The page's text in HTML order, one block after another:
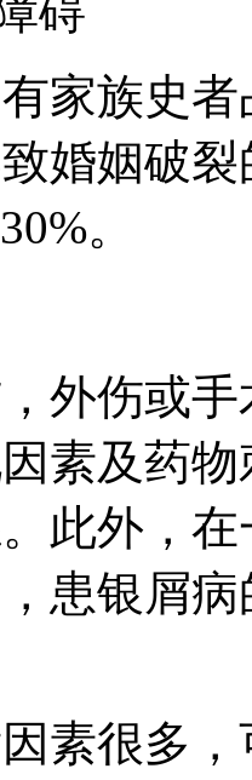
碍
家族史
婚姻破
。
外伤或
素及药
此外，
患银屑
素很多